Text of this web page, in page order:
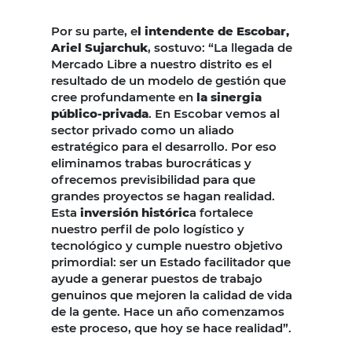
Por su parte, el intendente de Escobar,
Ariel Sujarchuk, sostuvo: “La llegada de
Mercado Libre a nuestro distrito es el
resultado de un modelo de gestión que
cree profundamente en la sinergia
público-privada. En Escobar vemos al
sector privado como un aliado
estratégico para el desarrollo. Por eso
eliminamos trabas burocráticas y
ofrecemos previsibilidad para que
grandes proyectos se hagan realidad.
Esta inversión histórica fortalece
nuestro perfil de polo logístico y
tecnológico y cumple nuestro objetivo
primordial: ser un Estado facilitador que
ayude a generar puestos de trabajo
genuinos que mejoren la calidad de vida
de la gente. Hace un año comenzamos
este proceso, que hoy se hace realidad”.